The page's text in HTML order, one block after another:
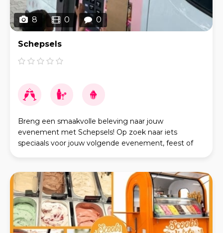
8 0 0
Schepsels
Breng een smaakvolle beleving naar jouw
evenement met Schepsels! Op zoek naar iets
speciaals voor jouw volgende evenement, feest of